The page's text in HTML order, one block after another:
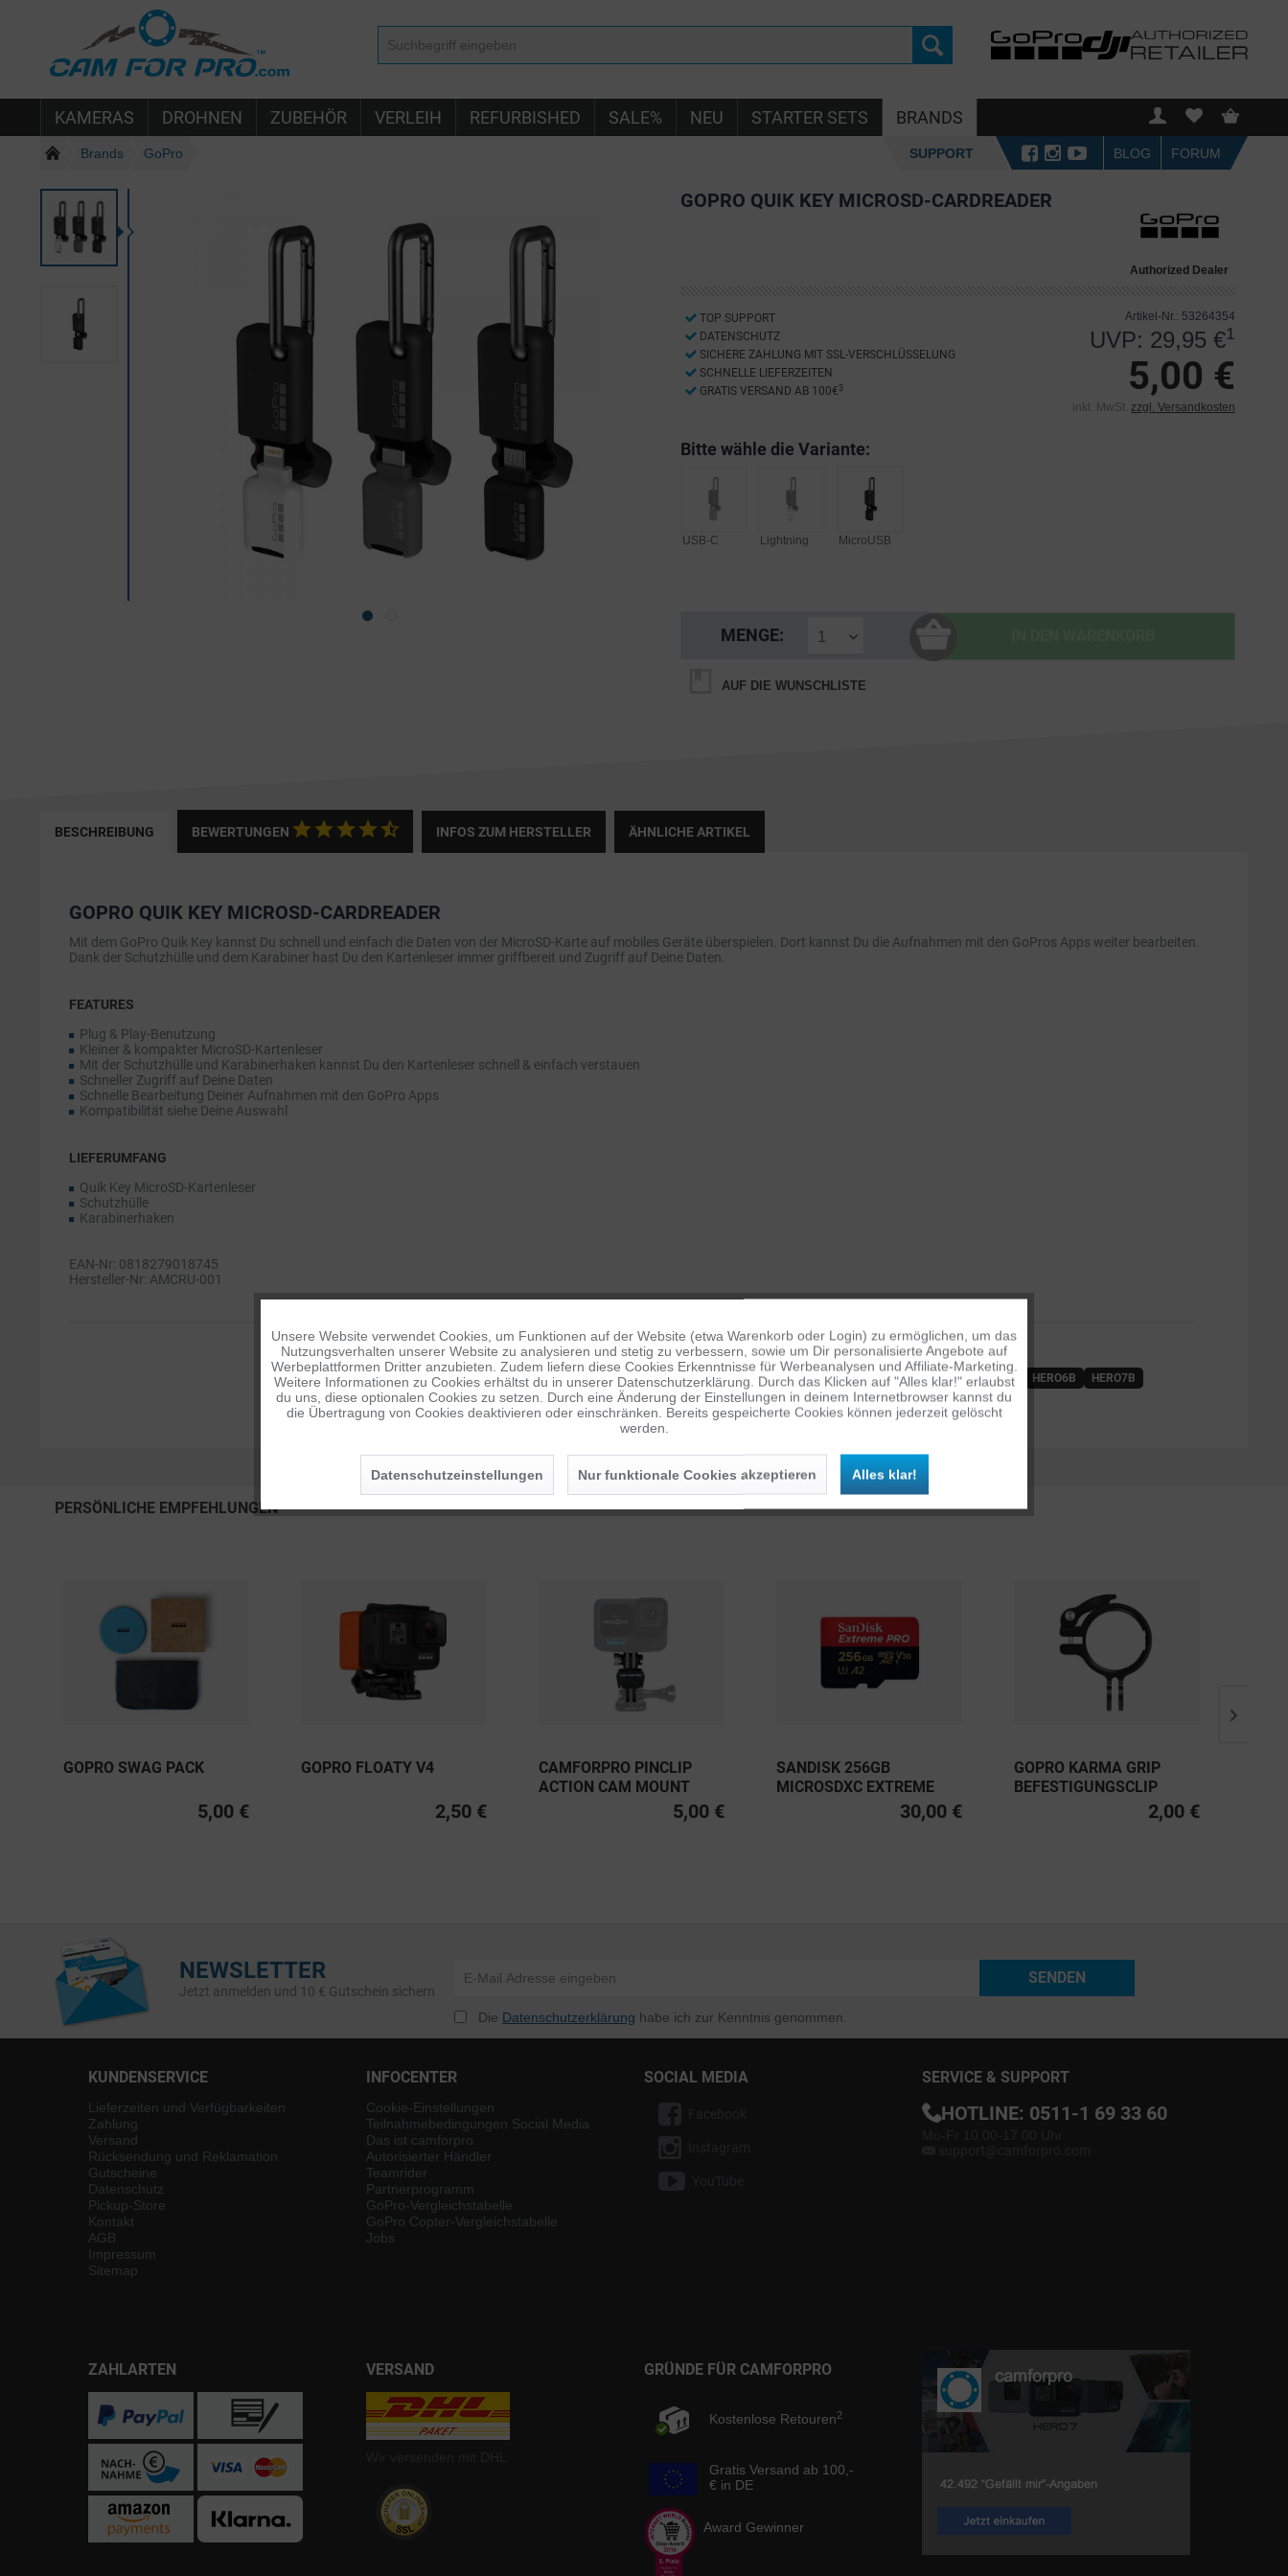
KAMERAS DROHNEN ZUBEHÖR VERLEIH REFURBISHED SALE% NEU STARTER SETS BRANDS
Brands GoPro SUPPORT BLOG FORUM
GOPRO QUIK KEY MICROSD-CARDREADER
Authorized Dealer
TOP SUPPORT
DATENSCHUTZ
SICHERE ZAHLUNG MIT SSL-VERSCHLÜSSELUNG
SCHNELLE LIEFERZEITEN
GRATIS VERSAND AB 100€ 3
Artikel-Nr.: 53264354
UVP: 29,95 €1
5,00 €
inkl. MwSt.zzgl. Versandkosten
Bitte wähle die Variante:
USB-C Lightning MicroUSB
MENGE:
AUF DIE WUNSCHLISTE
BESCHREIBUNG BEWERTUNGEN INFOS ZUM HERSTELLER ÄHNLICHE ARTIKEL
GOPRO QUIK KEY MICROSD-CARDREADER
Mit dem GoPro Quik Key kannst Du schnell und einfach die Daten von der MicroSD-Karte auf mobiles Geräte überspielen. Dort kannst Du die Aufnahmen mit den GoPros Apps weiter bearbeiten.
Dank der Schutzhülle und dem Karabiner hast Du den Kartenleser immer griffbereit und Zugriff auf Deine Daten.
FEATURES
Plug & Play-Benutzung
Kleiner & kompakter MicroSD-Kartenleser
Mit der Schutzhülle und Karabinerhaken kannst Du den Kartenleser schnell & einfach verstauen
Schneller Zugriff auf Deine Daten
Schnelle Bearbeitung Deiner Aufnahmen mit den GoPro Apps
Kompatibilität siehe Deine Auswahl
LIEFERUMFANG
Quik Key MicroSD-Kartenleser
Schutzhülle
Karabinerhaken
EAN-Nr: 0818279018745
Hersteller-Nr: AMCRU-001
KOMPATIBEL MIT FOLGENDEN KAMERAS:
HERO HERO3 HERO3+ HERO4 HERO5B HERO5S HERO6B
HERO7B
HERO7S
HERO7W HEROS
PERSÖNLICHE EMPFEHLUNGEN
GOPRO SWAG PACK
5,00 €
GOPRO FLOATY V4
2,50 €
CAMFORPRO PINCLIP
ACTION CAM MOUNT
5,00 €
SANDISK 256GB
MICROSDXC EXTREME
PRO UHS-I U3, CLASS 10
30,00 €
GOPRO KARMA GRIP
BEFESTIGUNGSCLIP
2,00 €
NEWSLETTER
Jetzt anmelden und 10 € Gutschein sichern
SENDEN
Die Datenschutzerklärung habe ich zur Kenntnis genommen.
KUNDENSERVICE
Lieferzeiten und Verfügbarkeiten
Zahlung
Versand
Rücksendung und Reklamation
Gutscheine
Datenschutz
Pickup-Store
Kontakt
AGB
Impressum
Sitemap
INFOCENTER
Cookie-Einstellungen
Teilnahmebedingungen Social Media
Das ist camforpro
Autorisierter Händler
Teamrider
Partnerprogramm
GoPro-Vergleichstabelle
GoPro Copter-Vergleichstabelle
Jobs
SOCIAL MEDIA SERVICE & SUPPORT
HOTLINE: 0511-1 69 33 60
ZAHLARTEN VERSAND GRÜNDE FÜR CAMFORPRO
Kostenlose Retouren2
Gratis Versand ab 100,-
€ in DE
Award Gewinner
Funktionale Aktiv
Tracking Inaktiv
Personalisierung
Service Inaktiv
Unsere Website verwendet Cookies, um Funktionen auf der Website (etwa Warenkorb oder Login) zu ermöglichen, um das
Nutzungsverhalten unserer Website zu analysieren und stetig zu verbessern, sowie um Dir personalisierte Angebote auf
Werbeplattformen Dritter anzubieten. Zudem liefern diese Cookies Erkenntnisse für Werbeanalysen und Affiliate-Marketing.
Weitere Informationen zu Cookies erhältst du in unserer Datenschutzerklärung. Durch das Klicken auf "Alles klar!" erlaubst
du uns, diese optionalen Cookies zu setzen. Durch eine Änderung der Einstellungen in deinem Internetbrowser kannst du
die Übertragung von Cookies deaktivieren oder einschränken. Bereits gespeicherte Cookies können jederzeit gelöscht
werden.
Datenschutzeinstellungen Nur funktionale Cookies akzeptieren Alles klar!